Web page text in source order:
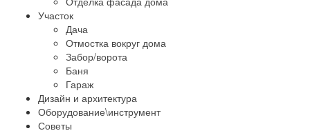
Участок
Дача
Отмостка вокруг дома
Забор/ворота
Баня
Гараж
Дизайн и архитектура
Оборудование\инструмент
Советы